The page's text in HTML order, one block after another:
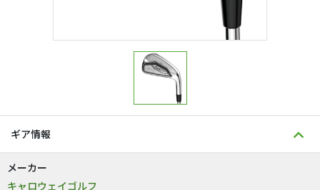
ギア情報
メーカー
キャロウェイゴルフ